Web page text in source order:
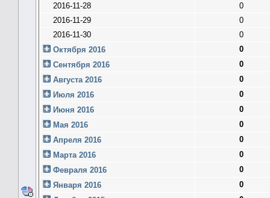
2016-11-28
0
2016-11-29
0
2016-11-30
0
Октября 2016
0
Сентября 2016
0
Августа 2016
0
Июля 2016
0
Июня 2016
0
Мая 2016
0
Апреля 2016
0
Марта 2016
0
Февраля 2016
0
Января 2016
0